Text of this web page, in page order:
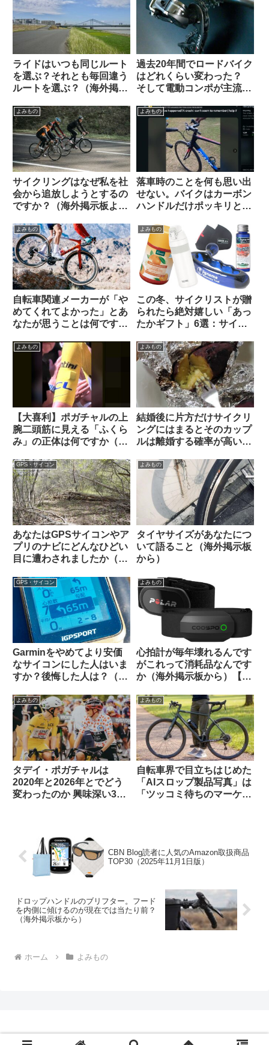
ライドはいつも同じルート
を選ぶ？それとも毎回違う
ルートを選ぶ？（海外掲示
過去20年間でロードバイク
はどれくらい変わった？
そして電動コンポが主流に
外掲示板でのオピニオン観
よみもの
サイクリングはなぜ私を社
会から追放しようとするの
ですか？（海外掲示板よ
よみもの
落車時のことを何も思い出
せない。バイクはカーボン
ハンドルだけポッキリと。
う？（海外掲示板から）
よみもの
自転車関連メーカーが「や
めてくれてよかった」とあ
なたが思うことは何ですか
よみもの
この冬、サイクリストが贈
られたら絶対嬉しい「あっ
たかギフト」6選：サイズ
いなく感謝されます
よみもの
【大喜利】ポガチャルの上
腕二頭筋に見える「ふくら
み」の正体は何ですか（海
よみもの
結婚後に片方だけサイクリ
ングにはまるとそのカップ
ルは離婚する確率が高い？
GPS・サイコン
あなたはGPSサイコンやア
プリのナビにどんなひどい
目に遭わされましたか（海
よみもの
タイヤサイズがあなたにつ
いて語ること（海外掲示板
から）
GPS・サイコン
Garminをやめてより安価
なサイコンにした人はいま
すか？後悔した人は？（海
iGPSportの最新評価】
よみもの
心拍計が毎年壊れるんです
がこれって消耗品なんです
か（海外掲示板から）【丈
よみもの
タデイ・ポガチャルは
2020年と2026年とでどう
変わったのか 興味深い3つ
よみもの
自転車界で目立ちはじめた
「AIスロップ製品写真」は
「ツッコミ待ちのマーケテ
CBN Blog読者に人気のAmazon取扱商品
TOP30（2025年11月1日版）
ドロップハンドルのブリフター。フード
を内側に傾けるのが現在では当たり前？
（海外掲示板から）
ホーム よみもの